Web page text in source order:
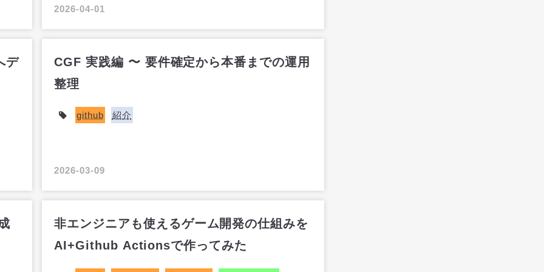
2026-04-01
デ
CGF 実践編 〜 要件確定から本番までの運用
整理
github 紹介
2026-03-09
非エンジニアも使えるゲーム開発の仕組みを
AI+Github Actionsで作ってみた